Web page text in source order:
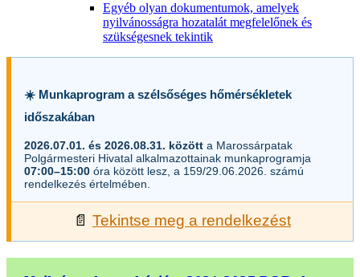
Egyéb olyan dokumentumok, amelyek
nyilvánosságra hozatalát megfelelőnek és
szükségesnek tekintik
☀️ Munkaprogram a szélsőséges hőmérsékletek
időszakában
2026.07.01. és 2026.08.31. között a Marossárpatak
Polgármesteri Hivatal alkalmazottainak munkaprogramja
07:00–15:00 óra között lesz, a 159/29.06.2026. számú
rendelkezés értelmében.
📄 Tekintse meg a rendelkezést